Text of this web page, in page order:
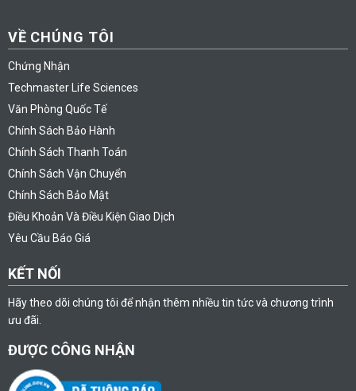
VỀ CHÚNG TÔI
Chứng Nhận
Techmaster Life Sciences
Văn Phòng Quốc Tế
Chính Sách Bảo Hành
Chính Sách Thanh Toán
Chính Sách Vận Chuyển
Chính Sách Bảo Mật
Điều Khoản Và Điều Kiện Giao Dịch
Yêu Cầu Báo Giá
KẾT NỐI
Hãy theo dõi chúng tôi để nhận thêm nhiều tin tức và chương trình
ưu đãi.
ĐƯỢC CÔNG NHẬN